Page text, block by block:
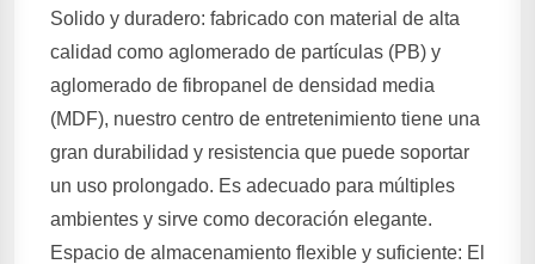
Solido y duradero: fabricado con material de alta
calidad como aglomerado de partículas (PB) y
aglomerado de fibropanel de densidad media
(MDF), nuestro centro de entretenimiento tiene una
gran durabilidad y resistencia que puede soportar
un uso prolongado. Es adecuado para múltiples
ambientes y sirve como decoración elegante.
Espacio de almacenamiento flexible y suficiente: El